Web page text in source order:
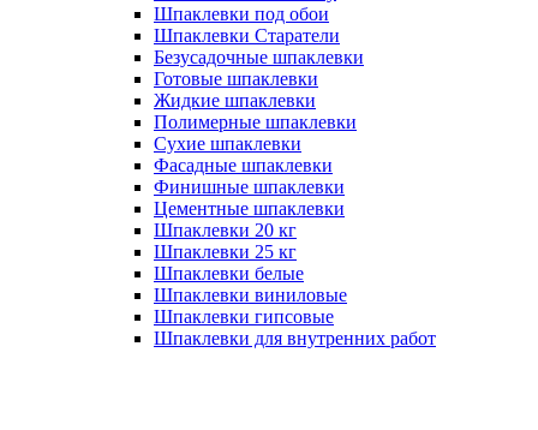
Шпаклевки под обои
Шпаклевки Старатели
Безусадочные шпаклевки
Готовые шпаклевки
Жидкие шпаклевки
Полимерные шпаклевки
Сухие шпаклевки
Фасадные шпаклевки
Финишные шпаклевки
Цементные шпаклевки
Шпаклевки 20 кг
Шпаклевки 25 кг
Шпаклевки белые
Шпаклевки виниловые
Шпаклевки гипсовые
Шпаклевки для внутренних работ